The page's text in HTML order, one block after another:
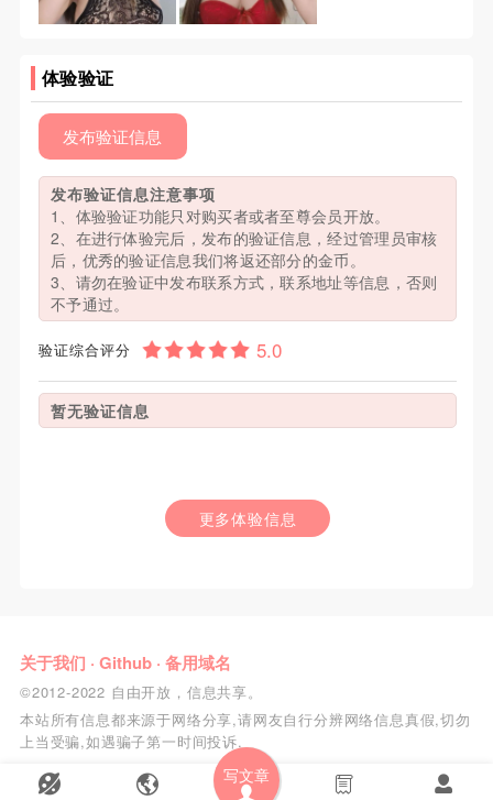
写文章
体验验证
发布验证信息
发布验证信息注意事项
1、体验验证功能只对购买者或者至尊会员开放。
2、在进行体验完后，发布的验证信息，经过管理员审核
后，优秀的验证信息我们将返还部分的金币。
3、请勿在验证中发布联系方式，联系地址等信息，否则
不予通过。
验证综合评分
暂无验证信息
更多体验信息
关于我们 · Github· 备用域名
©2012-2022 自由开放，信息共享。
本站所有信息都来源于网络分享,请网友自行分辨网络信息真假,切勿
上当受骗,如遇骗子第一时间投诉.